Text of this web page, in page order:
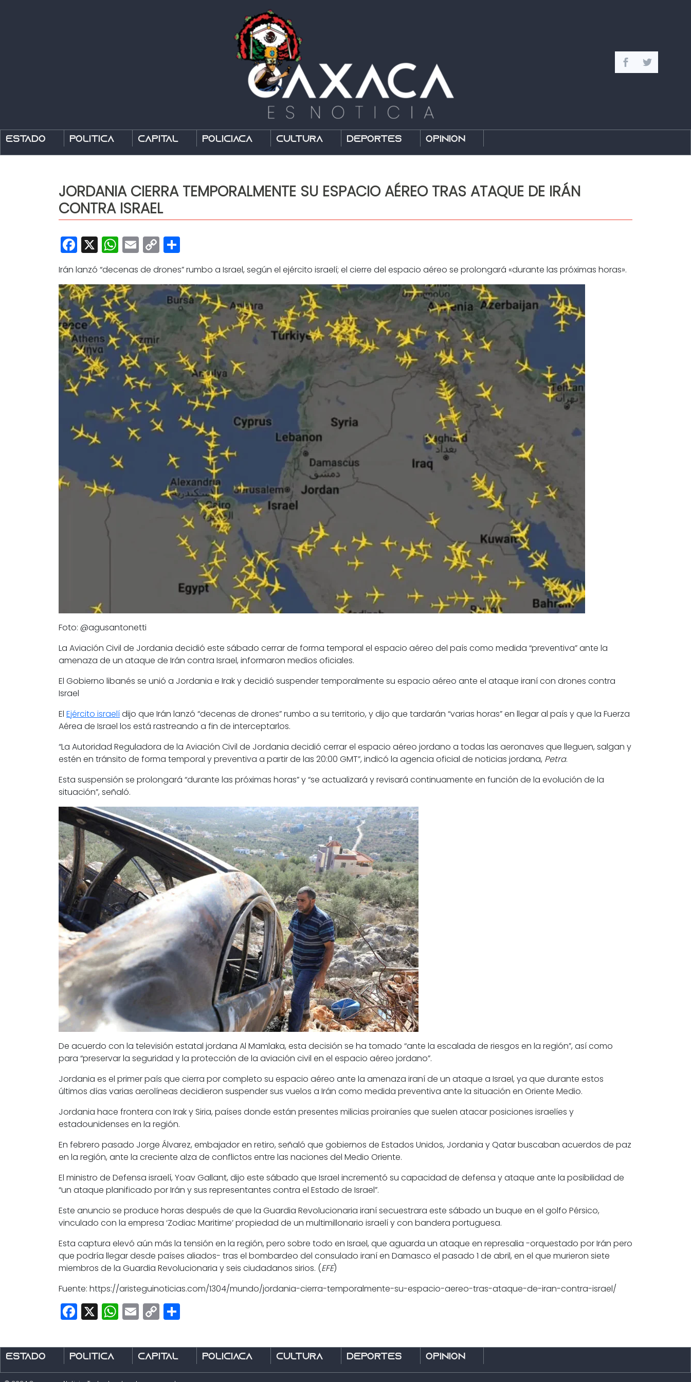
Estado Política Capital Policíaca Cultura Deportes Opinión
JORDANIA CIERRA TEMPORALMENTE SU ESPACIO AÉREO TRAS ATAQUE DE IRÁN
CONTRA ISRAEL
Facebook
X WhatsApp
Email
Copy
Link
Irán lanzó “decenas de drones” rumbo a Israel, según el ejército israelí; el cierre del espacio aéreo se prolongará «durante las próximas horas».
Foto: @agusantonetti
La Aviación Civil de Jordania decidió este sábado cerrar de forma temporal el espacio aéreo del país como medida “preventiva” ante la
amenaza de un ataque de Irán contra Israel, informaron medios oficiales.
El Gobierno libanés se unió a Jordania e Irak y decidió suspender temporalmente su espacio aéreo ante el ataque iraní con drones contra
Israel
El Ejército israelídijo que Irán lanzó “decenas de drones” rumbo a su territorio, y dijo que tardarán “varias horas” en llegar al país y que la Fuerza
Aérea de Israel los está rastreando a fin de interceptarlos.
“La Autoridad Reguladora de la Aviación Civil de Jordania decidió cerrar el espacio aéreo jordano a todas las aeronaves que lleguen, salgan y
estén en tránsito de forma temporal y preventiva a partir de las 20:00 GMT”, indicó la agencia oficial de noticias jordana, Petra.
Esta suspensión se prolongará “durante las próximas horas”y “se actualizará y revisará continuamente en función de la evolución de la
situación”, señaló.
De acuerdo con la televisión estatal jordana Al Mamlaka, esta decisión se ha tomado “ante la escalada de riesgos en la región”, así como
para “preservar la seguridad y la protección de la aviación civil en el espacio aéreo jordano”.
Jordania es el primer país que cierra por completo su espacio aéreo ante la amenaza iraní de un ataque a Israel, ya que durante estos
últimos días varias aerolíneas decidieron suspender sus vuelos a Irán como medida preventiva ante la situación en Oriente Medio.
Jordania hace frontera con Irak y Siria, países donde están presentes milicias proiraníes que suelen atacar posiciones israelíes y
estadounidenses en la región.
En febrero pasado Jorge Álvarez, embajador en retiro, señaló que gobiernos de Estados Unidos, Jordania y Qatar buscaban acuerdos de paz
en la región, ante la creciente alza de conflictos entre las naciones del Medio Oriente.
El ministro de Defensa israelí, Yoav Gallant, dijo este sábado que Israel incrementó su capacidad de defensa y ataque ante la posibilidad de
“un ataque planificado por Irán y sus representantes contra el Estado de Israel”.
Este anuncio se produce horas después de que la Guardia Revolucionaria iranísecuestrara este sábado un buque en el golfo Pérsico,
vinculado con la empresa ‘Zodiac Maritime’ propiedad de un multimillonario israelí y con bandera portuguesa.
Esta captura elevó aún más la tensión en la región, pero sobre todo en Israel, que aguarda un ataque en represalia -orquestado por Irán pero
que podría llegar desde países aliados- tras el bombardeo del consulado iraní en Damasco el pasado 1 de abril, en el que murieron siete
miembros de la Guardia Revolucionaria y seis ciudadanos sirios. (EFE)
Fuente: https://aristeguinoticias.com/1304/mundo/jordania-cierra-temporalmente-su-espacio-aereo-tras-ataque-de-iran-contra-israel/
Facebook
X WhatsApp
Email
Copy
Link
Estado Política Capital Policíaca Cultura Deportes Opinión